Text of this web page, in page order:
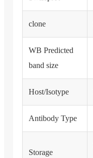
clone
WB Predicted
band size
Host/Isotype
Antibody Type
Storage